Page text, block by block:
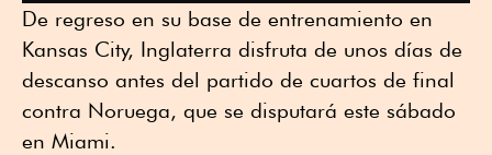
De regreso en su base de entrenamiento en
Kansas City, Inglaterra disfruta de unos días de
descanso antes del partido de cuartos de final
contra Noruega, que se disputará este sábado
en Miami.